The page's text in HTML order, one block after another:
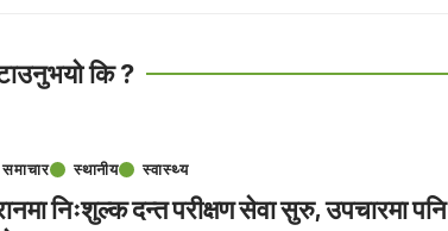
कि ?
समाचार स्थानीय स्वास्थ्य
निःशुल्क दन्त परीक्षण सेवा सुरु, उपचारमा पनि